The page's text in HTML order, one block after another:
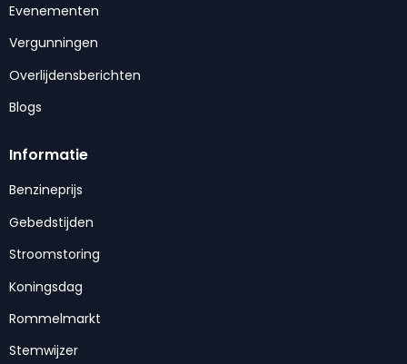
Evenementen
Vergunningen
Overlijdensberichten
Blogs
Informatie
Benzineprijs
Gebedstijden
Stroomstoring
Koningsdag
Rommelmarkt
Stemwijzer